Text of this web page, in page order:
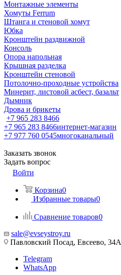
Монтажные элементы
Хомуты Ferrum
Штанга и стеновой хомут
Юбка
Кронштейн раздвижной
Консоль
Опора напольная
Крышная разделка
Кронштейн стеновой
Потолочно-проходные устройства
Минерит, листовой асбест, базальт
Дымник
Дрова и брикеты
+7 965 283 8466
+7 965 283 8466интернет-магазин
+7 977 760 0545многоканальный
Заказать звонок
Задать вопрос
Войти
Корзина0
Избранные товары0
Сравнение товаров0
sale@evseystroy.ru
Павловский Посад, Евсеево, 34А
Telegram
WhatsApp